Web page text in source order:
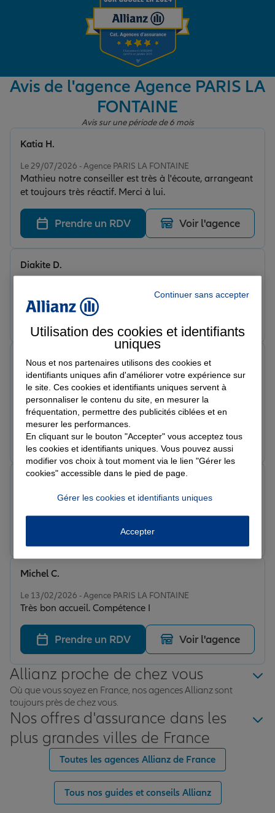
Garantie des accidents de la vie
Assurance scolaire
Protection juridique
Retraite
Tous nos devis d'assurance
Avis de l'agence Agence PARIS LA
FONTAINE
Avis sur une période de 6 mois
Le 29/07/2026 - Agence PARIS LA FONTAINE
Mathieu notre conseiller est très à l'écoute, arrangeant
et toujours très réactif. Merci à lui.
Katia H.
Prendre un RDV Voir l'agence
Note de 5 sur 5
Diakite D.
Prendre un RDV
Le 18/03/2026 - Agence PARIS LA FONTAINE
J'ai souscrit à plusieurs contrats avec Mathieu et c'est
toujours un plaisir de savoir qu'il gère mes assurances
depuis des années
Sun
Prendre un RDV Voir l'agence
Le 05/03/2026 - Agence PARIS LA FONTAINE
Achraf S.
Prendre un RDV
Le 13/02/2026 - Agence PARIS LA FONTAINE
Très bon accueil. Compétence I
Michel C.
Prendre un RDV Voir l'agence
Allianz proche de chez vous
Où que vous soyez en France, nos agences Allianz sont
toujours près de chez vous.
Nos offres d'assurance dans les
plus grandes villes de France
Toutes les agences Allianz de France
Tous nos guides et conseils Allianz
Continuer sans accepter
Utilisation des cookies et identifiants
uniques
Nous et nos partenaires utilisons des cookies et
identifiants uniques afin d'améliorer votre expérience sur
le site. Ces cookies et identifiants uniques servent à
personnaliser le contenu du site, en mesurer la
fréquentation, permettre des publicités ciblées et en
mesurer les performances.
En cliquant sur le bouton "Accepter" vous acceptez tous
les cookies et identifiants uniques. Vous pouvez aussi
modifier vos choix à tout moment via le lien "Gérer les
cookies" accessible dans le pied de page.
Gérer les cookies et identifiants uniques
Accepter